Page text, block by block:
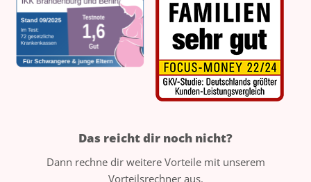
Das reicht dir noch nicht?
Dann rechne dir weitere Vorteile mit unserem
Vorteilsrechner aus.